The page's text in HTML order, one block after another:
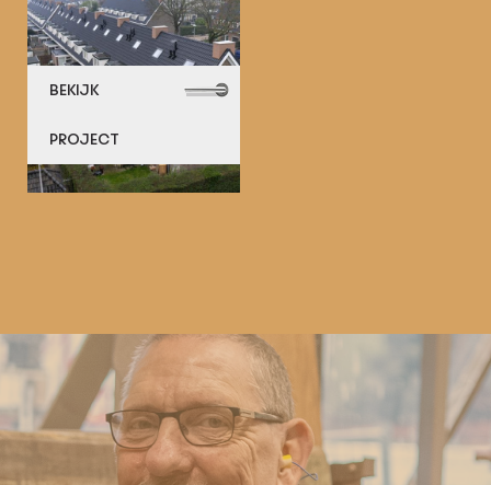
BEKIJK
PROJECT